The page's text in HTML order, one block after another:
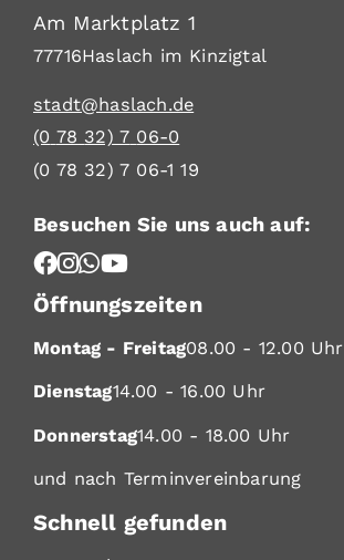
Am Marktplatz 1
77716Haslach im Kinzigtal
stadt@haslach.de
(0 78 32) 7 06-0
(0 78 32) 7 06-1 19
Besuchen Sie uns auch auf:
Öffnungszeiten
Montag - Freitag08.00 - 12.00 Uhr
Dienstag14.00 - 16.00 Uhr
Donnerstag14.00 - 18.00 Uhr
und nach Terminvereinbarung
Schnell gefunden